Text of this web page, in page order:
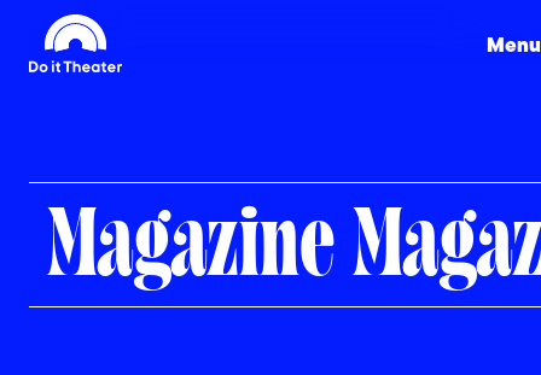
Menu
Magazine